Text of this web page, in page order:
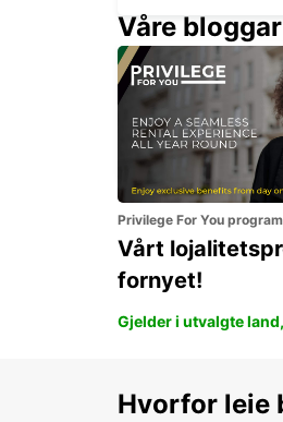
GOTHENBURG
MOLNDAL -
Våre
Privilege For You program
Vårt
fornyet!
Gjelder i utvalgte
Hvorfor leie